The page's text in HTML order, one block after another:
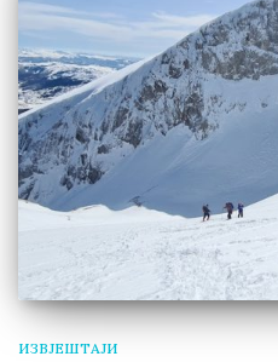
ИЗВЈЕШТАЈИ